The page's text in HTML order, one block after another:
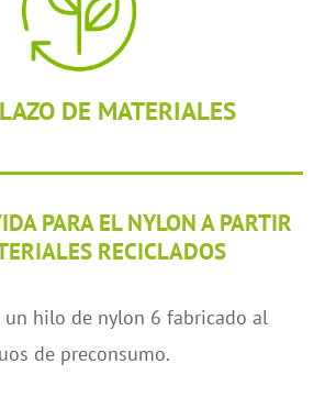
DE MATERIALES
PARA EL NYLON A PARTIR
RECICLADOS
un hilo de nylon 6 fabricado al
de preconsumo.